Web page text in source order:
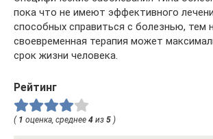
пока что не имеют эффективного
способных справиться с болезнью, тем
своевременная терапия может
срок жизни человека.
Рейтинг
( 1 оценка, среднее 4 из 5 )